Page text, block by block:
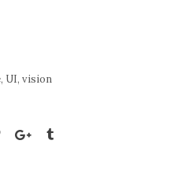
, UI,vision